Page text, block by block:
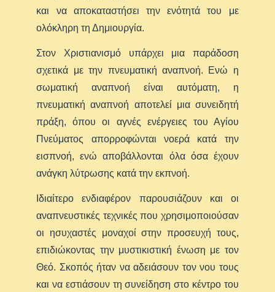
και να αποκαταστήσει την ενότητά του με
ολόκληρη τη Δημιουργία.
Στον Χριστιανισμό υπάρχει μια παράδοση
σχετικά με την πνευματική αναπνοή. Ενώ η
σωματική αναπνοή είναι αυτόματη, η
πνευματική αναπνοή αποτελεί μια συνειδητή
πράξη, όπου οι αγνές ενέργειες του Αγίου
Πνεύματος απορροφώνται νοερά κατά την
εισπνοή, ενώ αποβάλλονται όλα όσα έχουν
ανάγκη λύτρωσης κατά την εκπνοή.
Ιδιαίτερο ενδιαφέρον παρουσιάζουν και οι
αναπνευστικές τεχνικές που χρησιμοποιούσαν
οι ησυχαστές μοναχοί στην προσευχή τους,
επιδιώκοντας την μυστικιστική ένωση με τον
Θεό. Σκοπός ήταν να αδειάσουν τον νου τους
και να εστιάσουν τη συνείδηση στο κέντρο του